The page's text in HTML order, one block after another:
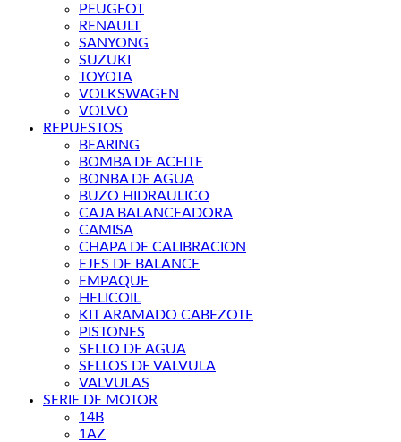
PEUGEOT
RENAULT
SANYONG
SUZUKI
TOYOTA
VOLKSWAGEN
VOLVO
REPUESTOS
BEARING
BOMBA DE ACEITE
BONBA DE AGUA
BUZO HIDRAULICO
CAJA BALANCEADORA
CAMISA
CHAPA DE CALIBRACION
EJES DE BALANCE
EMPAQUE
HELICOIL
KIT ARAMADO CABEZOTE
PISTONES
SELLO DE AGUA
SELLOS DE VALVULA
VALVULAS
SERIE DE MOTOR
14B
1AZ